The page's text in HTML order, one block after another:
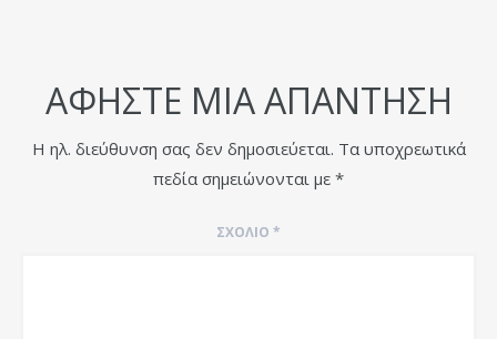
ΑΦΉΣΤΕ ΜΙΑ ΑΠΆΝΤΗΣΗ
Η ηλ. διεύθυνση σας δεν δημοσιεύεται. Τα υποχρεωτικά
πεδία σημειώνονται με *
ΣΧΌΛΙΟ *